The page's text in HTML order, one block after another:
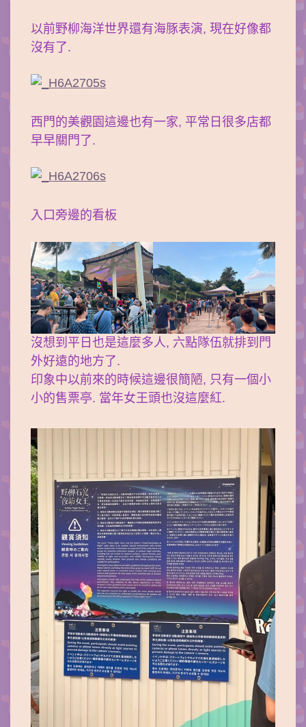
以前野柳海洋世界還有海豚表演, 現在好像都
沒有了.
西門的美觀園這邊也有一家, 平常日很多店都
早早關門了.
入口旁邊的看板
沒想到平日也是這麼多人, 六點隊伍就排到門
外好遠的地方了.
印象中以前來的時候這邊很簡陋, 只有一個小
小的售票亭. 當年女王頭也沒這麼紅.